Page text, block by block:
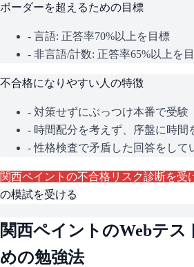
ボーダーを超えるための目標
- 言語: 正答率70%以上を目標
- 非言語/計数: 正答率65%以上を
不合格になりやすい人の特徴
- 対策せずにぶっつけ本番で受験
- 時間配分を考えず、序盤に時間
- 性格検査で矛盾した回答をして
関西ペイント の不合格リスク診断を受
の模試を受ける
関西ペイント のWebテス
めの勉強法